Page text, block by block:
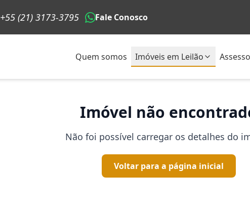
+55 (21) 3173-3795 Fale Conosco
Quem somos Imóveis em Leilão
Imóvel não
Não foi possível carregar os detalhes do
Voltar para a página inicial